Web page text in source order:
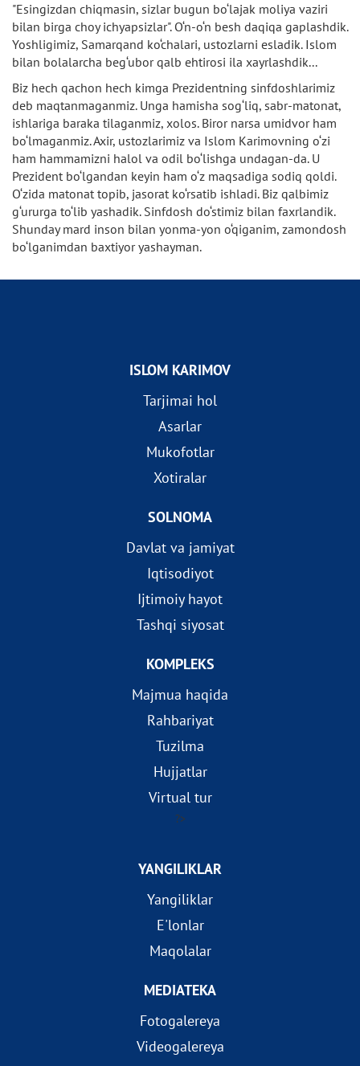
"Esingizdan chiqmasin, sizlar bugun bo‘lajak moliya vaziri
bilan birga choy ichyapsizlar". O‘n-o‘n besh daqiqa gaplashdik.
Yoshligimiz, Samarqand ko‘chalari, ustozlarni esladik. Islom
bilan bolalarcha beg‘ubor qalb ehtirosi ila xayrlashdik...
Biz hech qachon hech kimga Prezidentning sinfdoshlarimiz
deb maqtanmaganmiz. Unga hamisha sog‘liq, sabr-matonat,
ishlariga baraka tilaganmiz, xolos. Biror narsa umidvor ham
bo‘lmaganmiz. Axir, ustozlarimiz va Islom Karimovning o‘zi
ham hammamizni halol va odil bo‘lishga undagan-da. U
Prezident bo‘lgandan keyin ham o‘z maqsadiga sodiq qoldi.
O‘zida matonat topib, jasorat ko‘rsatib ishladi. Biz qalbimiz
g‘ururga to‘lib yashadik. Sinfdosh do‘stimiz bilan faxrlandik.
Shunday mard inson bilan yonma-yon o‘qiganim, zamondosh
bo‘lganimdan baxtiyor yashayman.
ISLOM KARIMOV
Tarjimai hol
Asarlar
Mukofotlar
Xotiralar
SOLNOMA
Davlat va jamiyat
Iqtisodiyot
Ijtimoiy hayot
Tashqi siyosat
KOMPLEKS
Majmua haqida
Rahbariyat
Tuzilma
Hujjatlar
Virtual tur
?>
YANGILIKLAR
Yangiliklar
E'lonlar
Maqolalar
MEDIATEKA
Fotogalereya
Videogalereya